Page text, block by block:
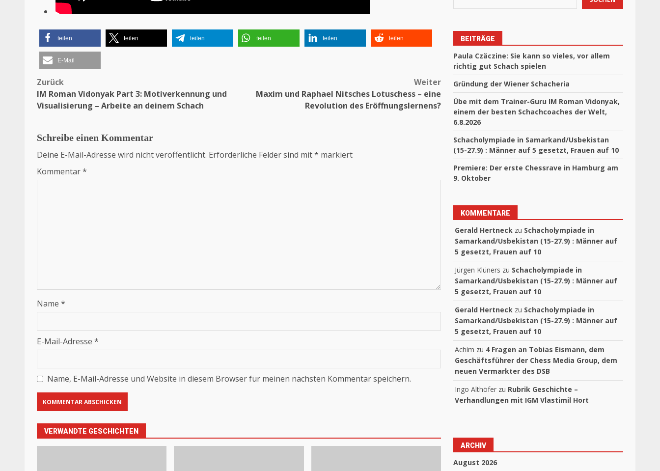
teilen teilen teilen teilen teilen teilen
E-Mail
Beitragsnavigation
Zurück
IM Roman Vidonyak Part 3: Motiverkennung und
Visualisierung – Arbeite an deinem Schach
Weiter
Maxim und Raphael Nitsches Lotuschess – eine
Revolution des Eröffnungslernens?
Schreibe einen Kommentar
Deine E-Mail-Adresse wird nicht veröffentlicht. Erforderliche Felder sind mit* markiert
Kommentar*
Name *
E-Mail-Adresse *
Name, E-Mail-Adresse und Website in diesem Browser für meinen nächsten Kommentar speichern.
VERWANDTE GESCHICHTEN
BEITRÄGE
Paula Czäczine: Sie kann so vieles, vor allem
richtig gut Schach spielen
Gründung der Wiener Schacheria
Übe mit dem Trainer-Guru IM Roman Vidonyak,
einem der besten Schachcoaches der Welt,
6.8.2026
Schacholympiade in Samarkand/Usbekistan
(15-27.9) : Männer auf 5 gesetzt, Frauen auf 10
Premiere: Der erste Chessrave in Hamburg am
9. Oktober
KOMMENTARE
Gerald Hertneck zu Schacholympiade in
Samarkand/Usbekistan (15-27.9) : Männer auf
5 gesetzt, Frauen auf 10
Jürgen Klüners zu Schacholympiade in
Samarkand/Usbekistan (15-27.9) : Männer auf
5 gesetzt, Frauen auf 10
Gerald Hertneck zu Schacholympiade in
Samarkand/Usbekistan (15-27.9) : Männer auf
5 gesetzt, Frauen auf 10
Achim zu 4 Fragen an Tobias Eismann, dem
Geschäftsführer der Chess Media Group, dem
neuen Vermarkter des DSB
Ingo Althöfer zu Rubrik Geschichte –
Verhandlungen mit IGM Vlastimil Hort
ARCHIV
August 2026